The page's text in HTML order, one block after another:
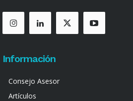
Información
Consejo Asesor
Artículos